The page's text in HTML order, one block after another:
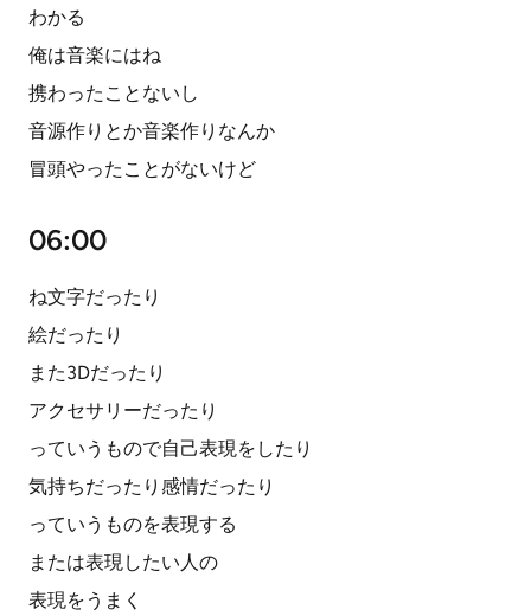
わかる
俺は音楽にはね
携わったことないし
音源作りとか音楽作りなんか
冒頭やったことがないけど
06:00
ね文字だったり
絵だったり
また3Dだったり
アクセサリーだったり
っていうもので自己表現をしたり
気持ちだったり感情だったり
っていうものを表現する
または表現したい人の
表現をうまく